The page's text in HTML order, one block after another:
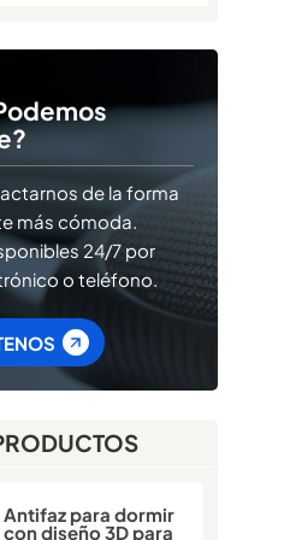
de la forma
más cómoda.
24/7 por
o teléfono.
Antifaz para dormir
con diseño 3D para